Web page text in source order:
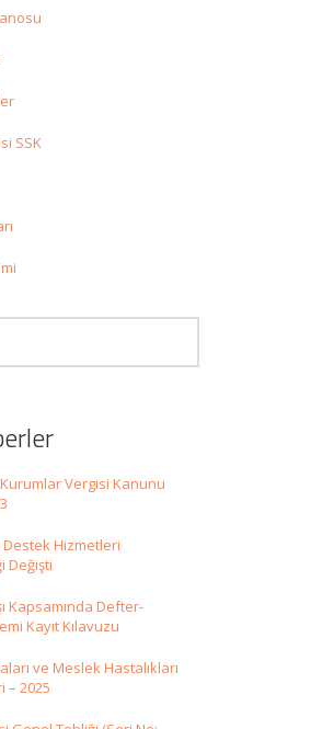
SSK
Kurumlar Vergisi Kanunu
Destek Hizmetleri
Değişti
Kapsamında Defter-
Kayıt Kılavuzu
ve Meslek Hastalıkları
– 2025